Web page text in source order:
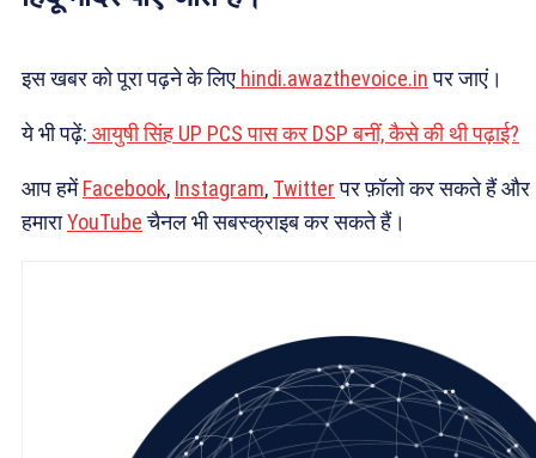
इस खबर को पूरा पढ़ने के लिए hindi.awazthevoice.inपर जाएं।
ये भी पढ़ें: आयुषी सिंह UP PCS पास कर DSP बनीं, कैसे की थी पढ़ाई?
आप हमेंFacebook, Instagram, Twitterपर फ़ॉलो कर सकते हैं और
हमाराYouTubeचैनल भी सबस्क्राइब कर सकते हैं।